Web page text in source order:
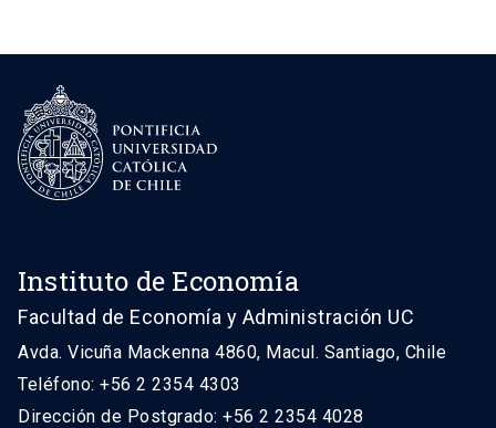
Instituto de Economía
Facultad de Economía y Administración UC
Avda. Vicuña Mackenna 4860, Macul. Santiago, Chile
Teléfono: +56 2 2354 4303
Dirección de Postgrado: +56 2 2354 4028